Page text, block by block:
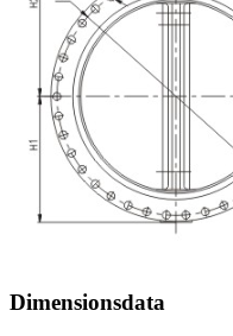
Dimensionsdata